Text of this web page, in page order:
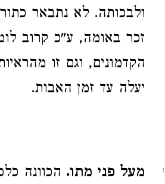
ולבכותה. לא נתבאר
זכר באומה, ע"כ קרוב
הקדמונים, וגם זו
יעלה עד זמן האבות.
1 מעל פני מתו. הכוונה